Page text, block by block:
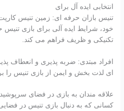
انتخابی ایده آل برای
تنیس بازان حرفه ای: زمین تنیس
خود، شرایط ایده آلی برای بازی
تکنیکی و ظریف فراهم می کند.
افراد مبتدی: ضربه پذیری و انعطاف
ای لذت بخش و ایمن از بازی تنیس را
علاقه مندان به بازی در فضای
کسانی که به دنبال بازی تنیس در